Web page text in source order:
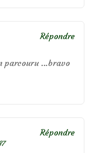
parcouru …bravo
Répondre
Répondre